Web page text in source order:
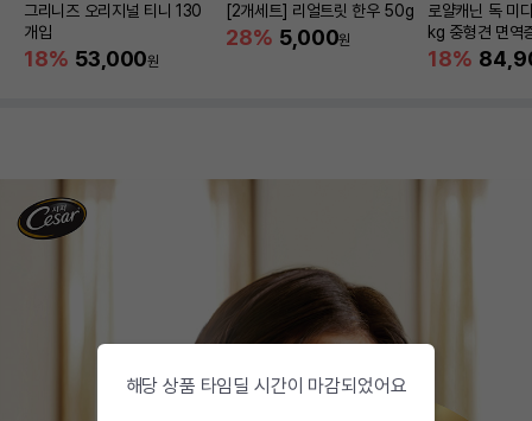
그리니즈 오리지널 티니 130
개입
18% 53,000원
[2개세트] 리얼트릿 한우 50g
28% 5,000원
로얄캐닌 독 미
kg 중형견 면역
18%
해당 상품 타임딜 시간이 마감되었어요